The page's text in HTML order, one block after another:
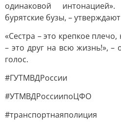
одинаковой
бурятские бузы, –
«Сестра – это крепкое
– это друг на всю жизнь!», –
голос.
#ГУТМВДРоссии
#УТМВДРоссиипоЦФО
#транспортнаяполиция